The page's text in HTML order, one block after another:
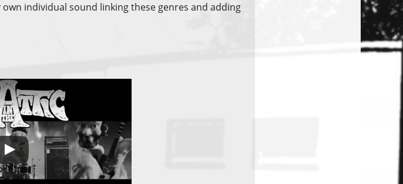
individual sound linking these genres and adding